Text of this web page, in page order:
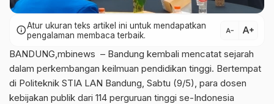
infoAtur ukuran teks artikel ini untuk mendapatkan
pengalaman membaca terbaik.
text_decrease text_increase
BANDUNG,mbinews – Bandung kembali mencatat sejarah
dalam perkembangan keilmuan pendidikan tinggi. Bertempat
di Politeknik STIA LAN Bandung, Sabtu (9/5), para dosen
kebijakan publik dari 114 perguruan tinggi se-Indonesia